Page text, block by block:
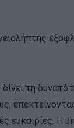
τη
ευκαιρίες. Η